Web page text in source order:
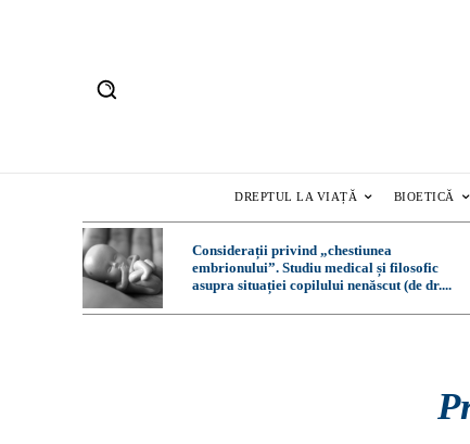
DREPTUL LA VIAȚĂ BIOETICĂ
Considerații privind „chestiunea
embrionului”. Studiu medical și filosofic
asupra situației copilului nenăscut (de dr....